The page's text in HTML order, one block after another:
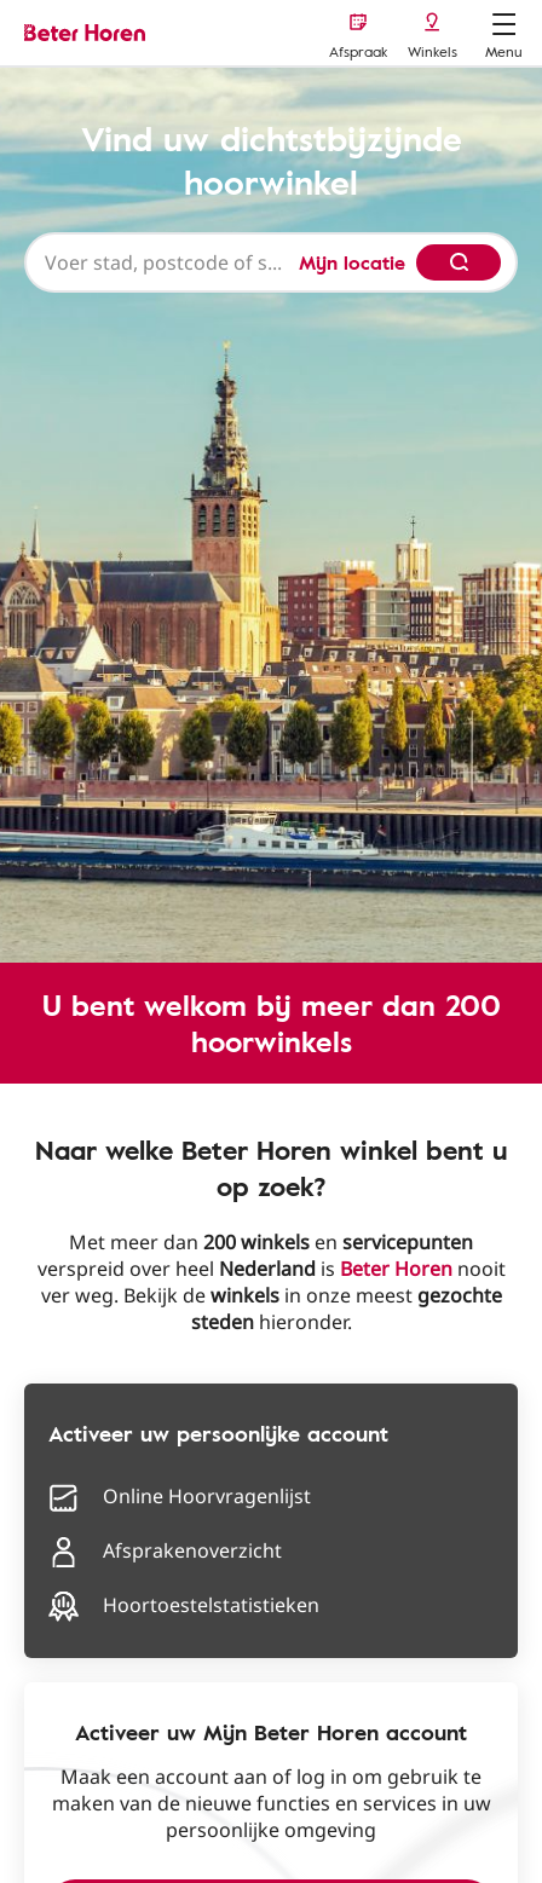
Afspraak Winkels Menu
Vind uw dichtstbijzijnde
hoorwinkel
Mijn locatie
U bent welkom bij meer dan 200
hoorwinkels
Naar welke Beter Horen winkel bent u
op zoek?
Met meer dan 200 winkels en servicepunten
verspreid over heel Nederlandis Beter Horennooit
ver weg. Bekijk dewinkelsin onze meestgezochte
stedenhieronder.
Activeer uw persoonlijke account
Online Hoorvragenlijst
Afsprakenoverzicht
Hoortoestelstatistieken
Activeer uw Mijn Beter Horen account
Maak een account aan of log in om gebruik te
maken van de nieuwe functies en services in uw
persoonlijke omgeving